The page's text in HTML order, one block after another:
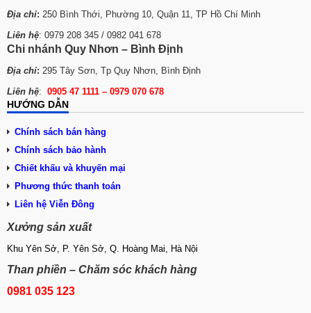
Địa chỉ: 250 Bình Thới, Phường 10, Quận 11, TP Hồ Chí Minh
Liên hệ: 0979 208 345 / 0982 041 678
Chi nhánh Quy Nhơn – Bình Định
Địa chỉ: 295 Tây Sơn, Tp Quy Nhơn, Bình Định
Liên hệ: 0905 47 1111 – 0979 070 678
HƯỚNG DẪN
Chính sách bán hàng
Chính sách bảo hành
Chiết khấu và khuyến mại
Phương thức thanh toán
Liên hệ Viễn Đông
Xưởng sản xuất
Khu Yên Sở, P. Yên Sở, Q. Hoàng Mai, Hà Nội
Than phiền – Chăm sóc khách hàng
0981 035 123